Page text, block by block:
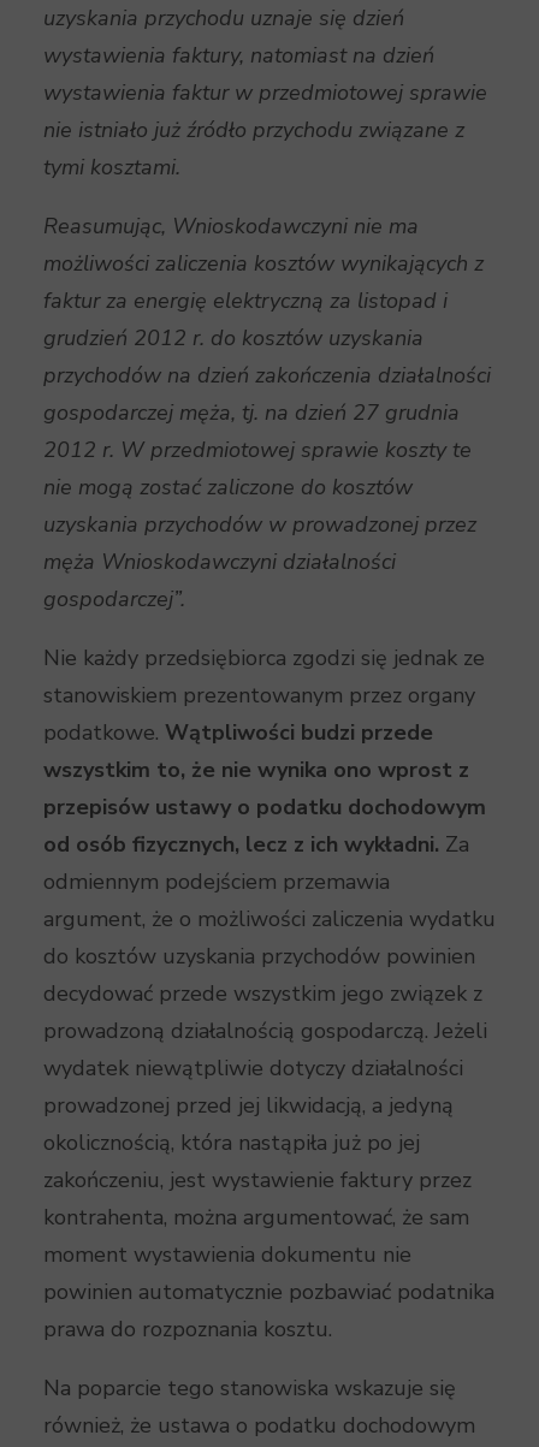
uzyskania przychodu uznaje się dzień
wystawienia faktury, natomiast na dzień
wystawienia faktur w przedmiotowej sprawie
nie istniało już źródło przychodu związane z
tymi kosztami.
Reasumując, Wnioskodawczyni nie ma
możliwości zaliczenia kosztów wynikających z
faktur za energię elektryczną za listopad i
grudzień 2012 r. do kosztów uzyskania
przychodów na dzień zakończenia działalności
gospodarczej męża, tj. na dzień 27 grudnia
2012 r. W przedmiotowej sprawie koszty te
nie mogą zostać zaliczone do kosztów
uzyskania przychodów w prowadzonej przez
męża Wnioskodawczyni działalności
gospodarczej”.
Nie każdy przedsiębiorca zgodzi się jednak ze
stanowiskiem prezentowanym przez organy
podatkowe. Wątpliwości budzi przede
wszystkim to, że nie wynika ono wprost z
przepisów ustawy o podatku dochodowym
od osób fizycznych, lecz z ich wykładni. Za
odmiennym podejściem przemawia
argument, że o możliwości zaliczenia wydatku
do kosztów uzyskania przychodów powinien
decydować przede wszystkim jego związek z
prowadzoną działalnością gospodarczą. Jeżeli
wydatek niewątpliwie dotyczy działalności
prowadzonej przed jej likwidacją, a jedyną
okolicznością, która nastąpiła już po jej
zakończeniu, jest wystawienie faktury przez
kontrahenta, można argumentować, że sam
moment wystawienia dokumentu nie
powinien automatycznie pozbawiać podatnika
prawa do rozpoznania kosztu.
Na poparcie tego stanowiska wskazuje się
również, że ustawa o podatku dochodowym